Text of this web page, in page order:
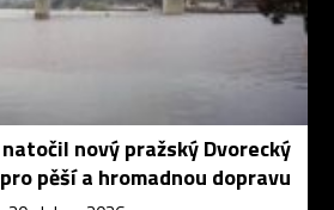
nový pražský Dvorecký
pěší a hromadnou dopravu